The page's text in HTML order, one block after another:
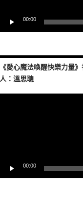
00:00
《愛心魔法喚醒快樂力量
人：溫思聰
00:00